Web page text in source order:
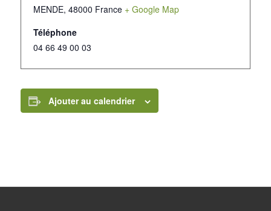
MENDE, 48000 France + Google Map
Téléphone
04 66 49 00 03
Ajouter au calendrier